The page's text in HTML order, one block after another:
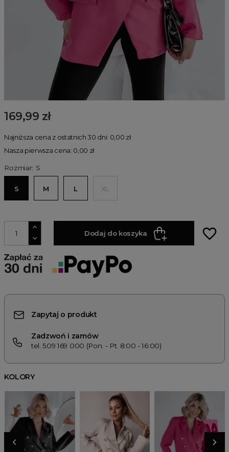
169,99 zł
Najniższa cena z ostatnich 30 dni: 0,00 zł
Nasza pierwsza cena: 0,00 zł
Rozmiar: S
S M L XL
Dodaj do koszyka favorite_border
Zapytaj o produkt
Zadzwoń i zamów
tel. 509 169 000 (Pon. - Pt. 8:00 - 16:00)
KOLORY